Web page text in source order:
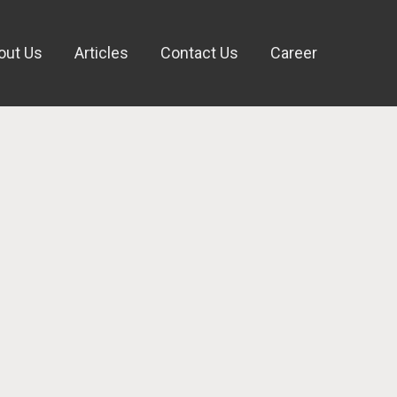
Us Articles Contact Us Career